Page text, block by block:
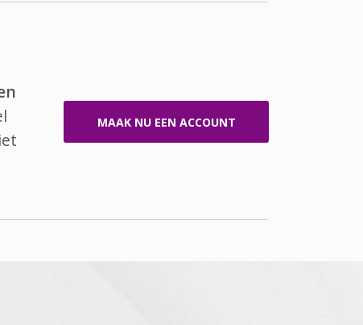
MAAK NU EEN ACCOUNT